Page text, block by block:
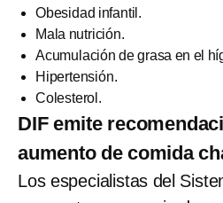
Obesidad infantil.
Mala nutrición.
Acumulación de grasa en el
Hipertensión.
Colesterol.
DIF emite
aumento de comida
Los especialistas del